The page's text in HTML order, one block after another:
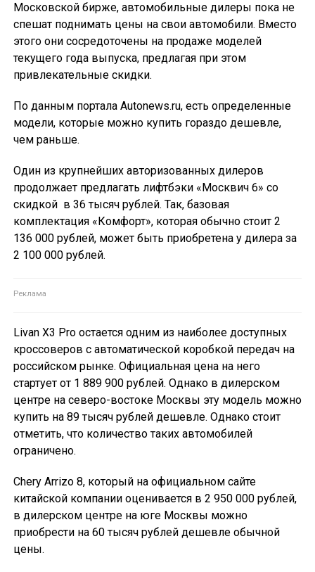
Московской бирже, автомобильные дилеры пока не
спешат поднимать цены на свои автомобили. Вместо
этого они сосредоточены на продаже моделей
текущего года выпуска, предлагая при этом
привлекательные скидки.
По данным портала Autonews.ru, есть определенные
модели, которые можно купить гораздо дешевле,
чем раньше.
Один из крупнейших авторизованных дилеров
продолжает предлагать лифтбэки «Москвич 6» со
скидкой в 36 тысяч рублей. Так, базовая
комплектация «Комфорт», которая обычно стоит 2
136 000 рублей, может быть приобретена у дилера за
2 100 000 рублей.
Livan X3 Pro остается одним из наиболее доступных
кроссоверов с автоматической коробкой передач на
российском рынке. Официальная цена на него
стартует от 1 889 900 рублей. Однако в дилерском
центре на северо-востоке Москвы эту модель можно
купить на 89 тысяч рублей дешевле. Однако стоит
отметить, что количество таких автомобилей
ограничено.
Chery Arrizo 8, который на официальном сайте
китайской компании оценивается в 2 950 000 рублей,
в дилерском центре на юге Москвы можно
приобрести на 60 тысяч рублей дешевле обычной
цены.